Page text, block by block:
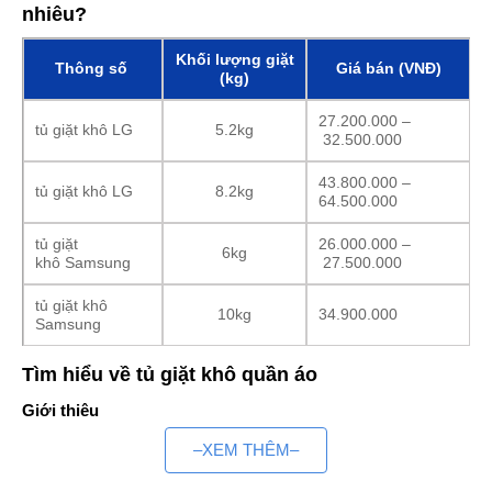
nhiêu?
Thông số
Khối lượng giặt
(kg)
Giá bán (VNĐ)
tủ giặt khô LG 5.2kg
27.200.000 –
32.500.000
tủ giặt khô LG 8.2kg
43.800.000 –
64.500.000
tủ giặt
khô Samsung
6kg
26.000.000 –
27.500.000
tủ giặt khô
Samsung
10kg 34.900.000
Tìm hiểu về tủ giặt khô quần áo
Giới thiệu
Tủ chăm sóc quần áo thông minh là một thiết bị giặt khô cao
cấp giúp làm sạch, hấp sấy, khử trùng và bảo quản quần áo
–XEM THÊM–